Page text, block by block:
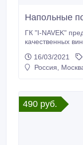
Напольные
ГК "I-NAVEK"
качественных
брендов. В интернет-магазине "I-NAVEK" есть
собственный call-центр, что позволяет
наличии, собственная служба доставки быстро
доставит заказ
16/03/2021
Россия,
490 руб.